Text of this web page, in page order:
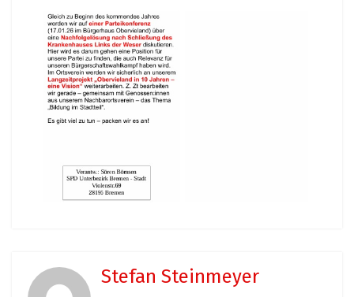
Stefan Steinmeyer